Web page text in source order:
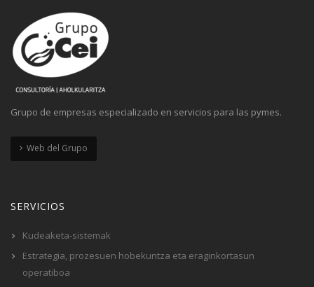
Grupo de empresas especializado en servicios para las pymes.
Web del Grupo
SERVICIOS
Kudeaketa-sistemak
Estrategia, prozesuen hobekuntza eta eraginkortasun
operatiboa